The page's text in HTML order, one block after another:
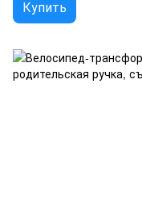
Купить